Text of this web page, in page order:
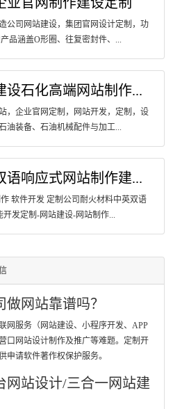
公司网站建设，集团官网设计定制，功
品涵盖O形圈、往复密封件、...
设石化高端网站制作...
，企业官网定制，网站开发，定制，设
油装备、石油机械配件与加工...
语响应式网站制作建...
软件开发 定制公司耐火材料中英双语
发定制-网站建设-网站制作...
网站靠谱吗？
网服务（网站建设、小程序开发、APP
口网站设计制作及推广等难题。定制开
申请软件著作权保护服务。
网站设计/三合一网站建